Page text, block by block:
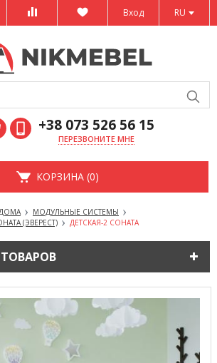
RU
Вход
+38 073 526 56 15
ПЕРЕЗВОНИТЕ МНЕ
КОРЗИНА (0)
МОДУЛЬНЫЕ СИСТЕМЫ
(ЭВЕРЕСТ)
ДЕТСКАЯ-2 СОНАТА